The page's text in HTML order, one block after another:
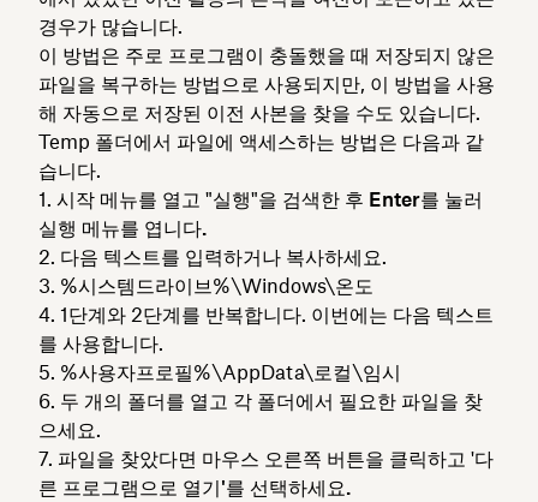
경우가 많습니다.
이 방법은 주로 프로그램이 충돌했을 때 저장되지 않은
파일을 복구하는 방법으로 사용되지만, 이 방법을 사용
해 자동으로 저장된 이전 사본을 찾을 수도 있습니다.
Temp 폴더에서 파일에 액세스하는 방법은 다음과 같
습니다.
시작 메뉴를 열고 "실행"을 검색한 후 Enter를 눌러
실행 메뉴를 엽니다.
다음 텍스트를 입력하거나 복사하세요.
%시스템드라이브%\Windows\온도
1단계와 2단계를 반복합니다. 이번에는 다음 텍스트
를 사용합니다.
%사용자프로필%\AppData\로컬\임시
두 개의 폴더를 열고 각 폴더에서 필요한 파일을 찾
으세요.
파일을 찾았다면 마우스 오른쪽 버튼을 클릭하고 '다
른 프로그램으로 열기'를 선택하세요.